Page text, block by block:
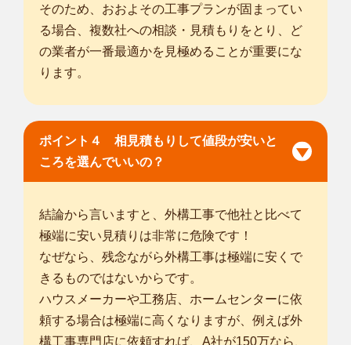
そのため、おおよその工事プランが固まってい
る場合、複数社への相談・見積もりをとり、ど
の業者が一番最適かを見極めることが重要にな
ります。
ポイント４ 相見積もりして値段が安いと
ころを選んでいいの？
結論から言いますと、外構工事で他社と比べて
極端に安い見積りは非常に危険です！
なぜなら、残念ながら外構工事は極端に安くで
きるものではないからです。
ハウスメーカーや工務店、ホームセンターに依
頼する場合は極端に高くなりますが、例えば外
構工事専門店に依頼すれば、A社が150万なら、